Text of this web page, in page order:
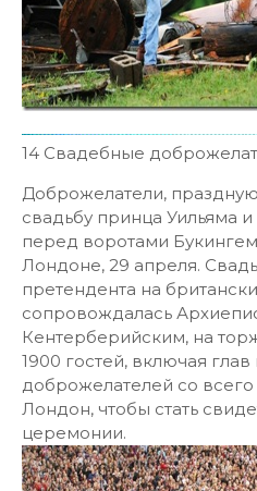
14 Свадебные
Доброжелатели,
свадьбу принца Уильяма
перед воротами
Лондоне, 29 апреля.
претендента на
сопровождалась
Кентерберийским, на
1900 гостей, включая
доброжелателей со
Лондон, чтобы стать
церемонии.